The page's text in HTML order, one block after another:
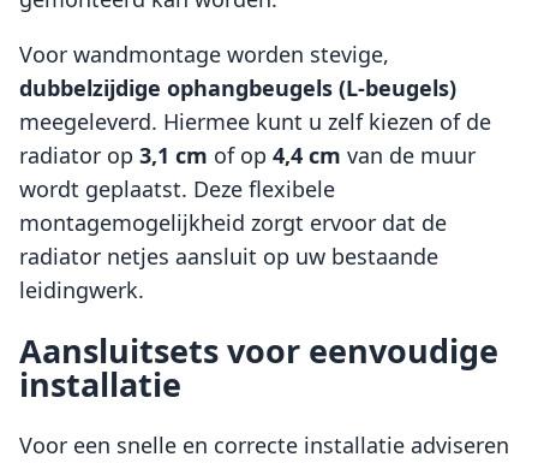
Voor wandmontage worden stevige,
dubbelzijdige ophangbeugels (L-beugels)
meegeleverd. Hiermee kunt u zelf kiezen of de
radiator op 3,1 cm of op 4,4 cm van de muur
wordt geplaatst. Deze flexibele
montagemogelijkheid zorgt ervoor dat de
radiator netjes aansluit op uw bestaande
leidingwerk.
Aansluitsets voor eenvoudige
installatie
Voor een snelle en correcte installatie adviseren